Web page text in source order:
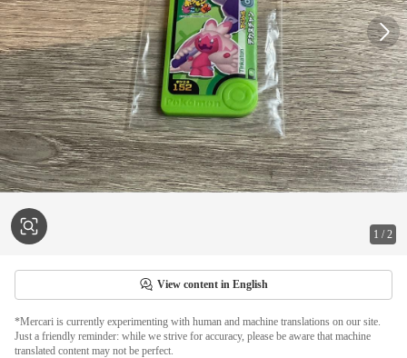
1 /2
View content in English
*Mercari is currently experimenting with human and machine translations on our site.
Just a friendly reminder: while we strive for accuracy, please be aware that machine
translated content may not be perfect.